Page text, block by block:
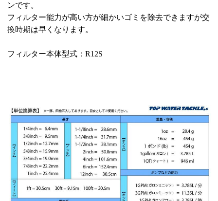
ンです。
フィルター能力が高い方が細かいゴミを除去できますが交
換時期は早くなります。
フィルター本体型式：R12S